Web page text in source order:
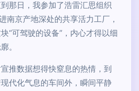
那日，我参加了浩雷汇思组织
南京产地深处的共享活力工厂，
“可驾驶的设备”，内心才得以细
。
推数据想得快窒息的热情，到
代化气息的车间外，瞬间平静